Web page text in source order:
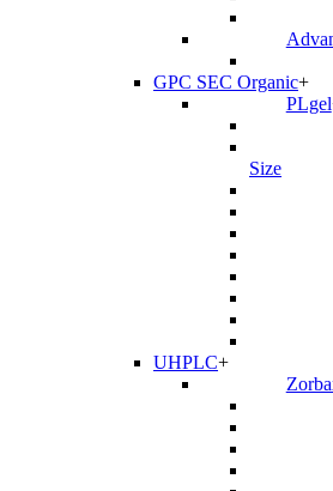
GPC SEC Organic+
PLgel
Size
UHPLC+